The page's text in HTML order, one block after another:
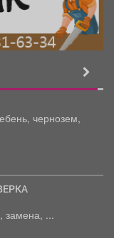
чернозем,
замена, ...